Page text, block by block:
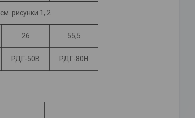
см. рисунки 1, 2
26 55,5
РДГ-50В РДГ-80Н